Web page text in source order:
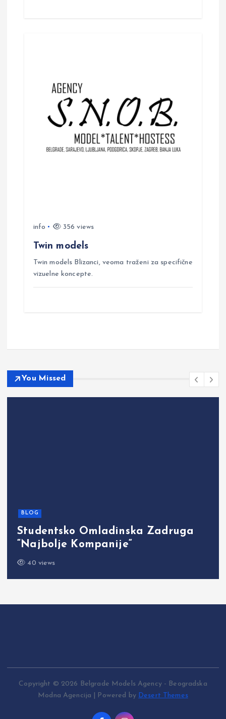
info 356 views
Twin models
Twin models Blizanci, veoma traženi za specifične
vizuelne koncepte.
You Missed
BLOG
Studentsko Omladinska Zadruga
“Najbolje Kompanije“
40 views
Copyright © 2026 Belgrade Models Agency - Beogradska
Modna Agencija | Powered by Desert Themes